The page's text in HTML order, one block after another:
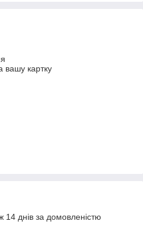
вашу картку
днів за домовленістю